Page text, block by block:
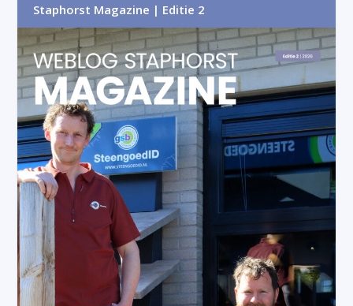
Staphorst Magazine | Editie 2